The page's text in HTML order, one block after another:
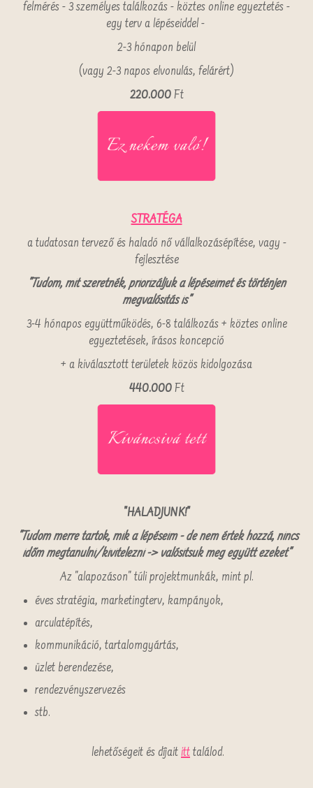
felmérés - 3 személyes találkozás - köztes online egyeztetés -
egy terv a lépéseiddel -
2-3 hónapon belül
(vagy 2-3 napos elvonulás, felárért)
220.000 Ft
STRATÉGA
a tudatosan tervező és haladó nő vállalkozásépítése, vagy -
fejlesztése
"Tudom, mit szeretnék, priorizáljuk a lépéseimet és történjen
megvalósítás is"
3-4 hónapos együttműködés, 6-8 találkozás + köztes online
egyeztetések, írásos koncepció
+ a kiválasztott területek közös kidolgozása
440.000 Ft
"HALADJUNK!"
"Tudom merre tartok, mik a lépéseim - de nem értek hozzá, nincs
időm megtanulni/kivitelezni -> valósítsuk meg együtt ezeket"
Az "alapozáson" túli projektmunkák, mint pl.
éves stratégia, marketingterv, kampányok,
arculatépítés,
kommunikáció, tartalomgyártás,
üzlet berendezése,
rendezvényszervezés
stb.
lehetőségeit és díjait itt találod.